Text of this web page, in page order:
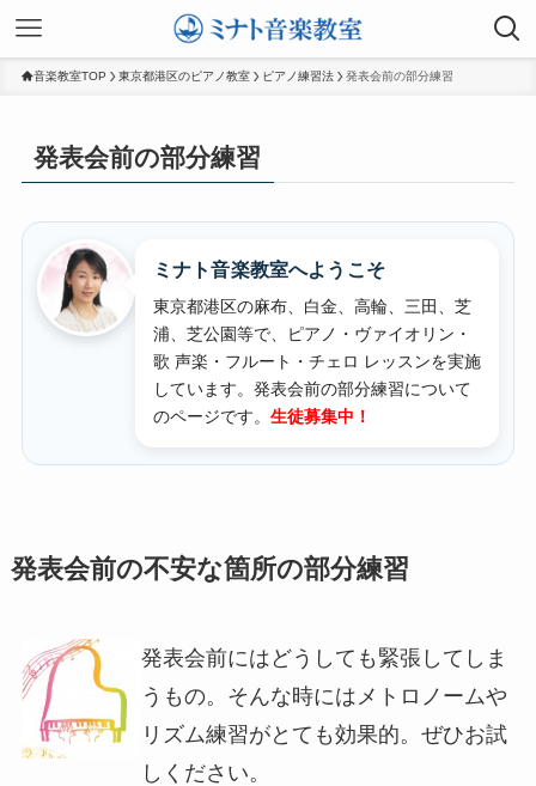
音楽教室TOP 東京都港区のピアノ教室 ピアノ練習法 発表会前の部分練習
発表会前の部分練習
ミナト音楽教室へようこそ
東京都港区の麻布、白金、高輪、三田、芝
浦、芝公園等で、ピアノ・ヴァイオリン・
歌 声楽・フルート・チェロ レッスンを実施
しています。 発表会前の部分練習について
のページです。 生徒募集中！
発表会前の不安な箇所の部分練習
発表会前にはどうしても緊張してしま
うもの。そんな時にはメトロノームや
リズム練習がとても効果的。ぜひお試
しください。